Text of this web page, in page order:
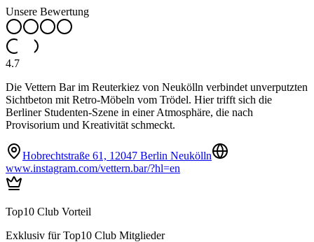
Unsere Bewertung
4.7
Die Vettern Bar im Reuterkiez von Neukölln verbindet unverputzten
Sichtbeton mit Retro-Möbeln vom Trödel. Hier trifft sich die
Berliner Studenten-Szene in einer Atmosphäre, die nach
Provisorium und Kreativität schmeckt.
Hobrechtstraße 61, 12047 Berlin Neukölln
www.instagram.com/vettern.bar/?hl=en
Top10 Club Vorteil
Exklusiv für Top10 Club Mitglieder